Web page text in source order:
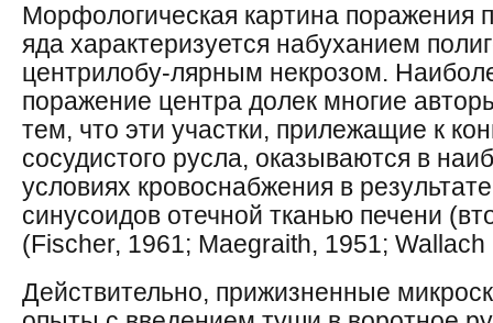
Морфологическая картина поражения
яда характеризуется набуханием
центрилобу-лярным некрозом.
поражение центра долек многие
тем, что эти участки, прилежащие к
сосудистого русла, оказываются в
условиях кровоснабжения в
синусоидов отечной тканью печени
(Fischer, 1961; Maegraith, 1951;
Действительно, прижизненные